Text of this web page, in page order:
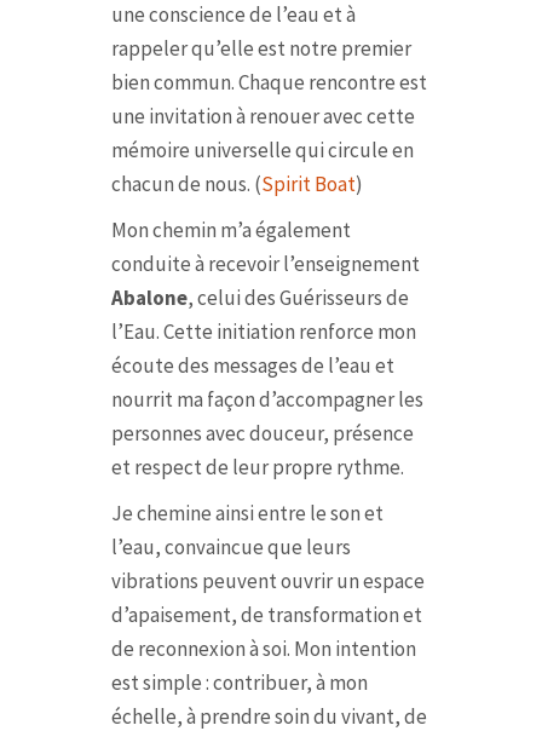
une conscience de l’eau et à
rappeler qu’elle est notre premier
bien commun. Chaque rencontre est
une invitation à renouer avec cette
mémoire universelle qui circule en
chacun de nous. (Spirit Boat)
Mon chemin m’a également
conduite à recevoir l’enseignement
Abalone, celui des Guérisseurs de
l’Eau. Cette initiation renforce mon
écoute des messages de l’eau et
nourrit ma façon d’accompagner les
personnes avec douceur, présence
et respect de leur propre rythme.
Je chemine ainsi entre le son et
l’eau, convaincue que leurs
vibrations peuvent ouvrir un espace
d’apaisement, de transformation et
de reconnexion à soi. Mon intention
est simple : contribuer, à mon
échelle, à prendre soin du vivant, de